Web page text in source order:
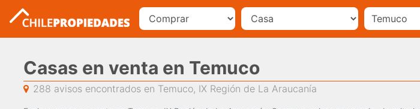
Casas en venta en Temuco
288 avisos encontrados en Temuco, IX Región de La Araucanía